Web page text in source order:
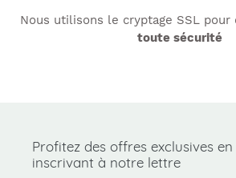
Nous utilisons le cryptage SSL pour
toute sécurité
Profitez des offres exclusives
inscrivant à notre lettre